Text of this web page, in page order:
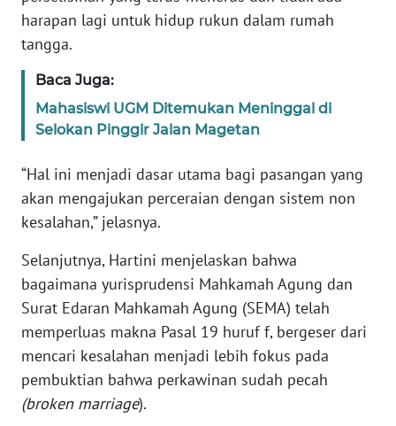
harapan lagi untuk hidup rukun dalam rumah
tangga.
Baca Juga:
Mahasiswi UGM Ditemukan Meninggal di
Selokan Pinggir Jalan Magetan
“Hal ini menjadi dasar utama bagi pasangan yang
akan mengajukan perceraian dengan sistem non
kesalahan,” jelasnya.
Selanjutnya, Hartini menjelaskan bahwa
bagaimana yurisprudensi Mahkamah Agung dan
Surat Edaran Mahkamah Agung (SEMA) telah
memperluas makna Pasal 19 huruf f, bergeser dari
mencari kesalahan menjadi lebih fokus pada
pembuktian bahwa perkawinan sudah pecah
(broken marriage).
WN
WN
KEPRI
WN
PAPUA
PAPUA
BARAT
WN
WN
SERAMBI